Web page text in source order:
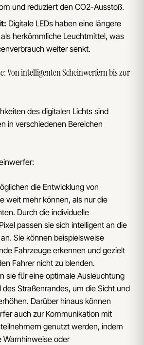
und reduziert den CO2-Ausstoß.
Digitale LEDs haben eine längere
herkömmliche Leuchtmittel, was
weiter senkt.
Von intelligenten Scheinwerfern bis zur
des digitalen Lichts sind
in verschiedenen Bereichen
die Entwicklung von
weit mehr können, als nur die
Durch die individuelle
passen sie sich intelligent an die
Sie können beispielsweise
Fahrzeuge erkennen und gezielt
Fahrer nicht zu blenden.
sie für eine optimale Ausleuchtung
des Straßenrandes, um die Sicht und
Darüber hinaus können
auch zur Kommunikation mit
genutzt werden, indem
Warnhinweise oder